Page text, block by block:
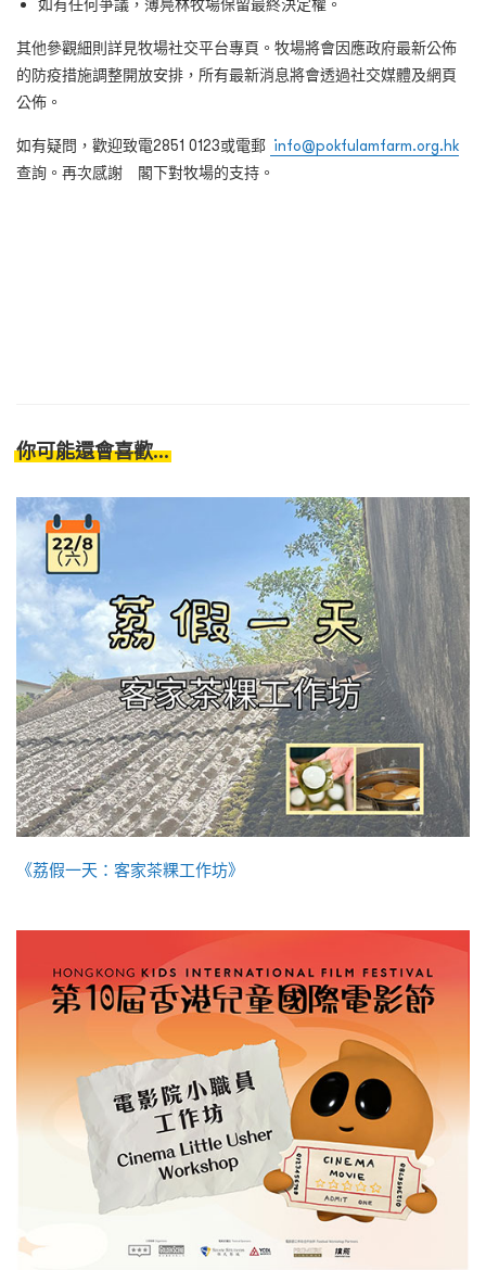
如有任何爭議，薄鳧林牧場保留最終決定權。
其他參觀細則詳見牧場社交平台專頁。牧場將會因應政府最新公佈
的防疫措施調整開放安排，所有最新消息將會透過社交媒體及網頁
公佈。
如有疑問，歡迎致電2851 0123或電郵 info@pokfulamfarm.org.hk
查詢。再次感謝 閣下對牧場的支持。
你可能還會喜歡...
《荔假一天：客家茶粿工作坊》